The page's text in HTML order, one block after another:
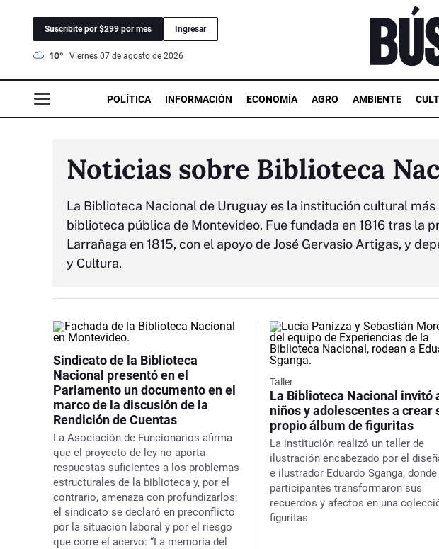
Suscribite por $299 por mes Ingresar
10° viernes 07 de agosto de 2026
POLÍTICA INFORMACIÓN ECONOMÍA AGRO AMBIENTE
Noticias sobre Biblioteca
La Biblioteca Nacional de Uruguay es la institución cultural
biblioteca pública de Montevideo. Fue fundada en 1816 tras la
Larrañaga en 1815, con el apoyo de José Gervasio Artigas, y
y Cultura.
Sindicato de la Biblioteca
Nacional presentó en el
Parlamento un documento en el
marco de la discusión de la
Rendición de Cuentas
La Asociación de Funcionarios afirma
que el proyecto de ley no aporta
respuestas suficientes a los problemas
estructurales de la biblioteca y, por el
contrario, amenaza con profundizarlos;
el sindicato se declaró en preconflicto
por la situación laboral y por el riesgo
que corre el acervo: “La memoria del
Taller
La Biblioteca Nacional invitó
niños y adolescentes a crear
propio álbum de figuritas
La institución realizó un taller de
ilustración encabezado por el
e ilustrador Eduardo Sganga,
participantes transformaron sus
recuerdos y afectos en una
figuritas